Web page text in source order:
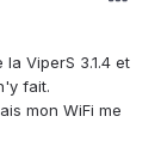
ViperS 3.1.4 et
fait.
mon WiFi me